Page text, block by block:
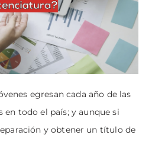
egresan cada año de las
en todo el país; y aunque si
y obtener un título de